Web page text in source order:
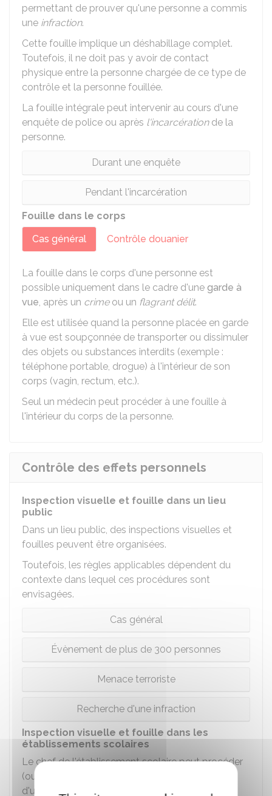
permettant de prouver qu'une personne a commis
une infraction.
Cette fouille implique un déshabillage complet.
Toutefois, il ne doit pas y avoir de contact
physique entre la personne chargée de ce type de
contrôle et la personne fouillée.
La fouille intégrale peut intervenir au cours d'une
enquête de police ou après l'incarcérationde la
personne.
Durant une enquête
Pendant l'incarcération
Fouille dans le corps
Cas général
Contrôle douanier
La fouille dans le corps d'une personne est
possible uniquement dans le cadre d'une garde à
vue, après un crimeou un flagrant délit.
Elle est utilisée quand la personne placée en garde
à vue est soupçonnée de transporter ou dissimuler
des objets ou substances interdits (exemple :
téléphone portable, drogue) à l'intérieur de son
corps (vagin, rectum, etc.).
Seul un médecin peut procéder à une fouille à
l'intérieur du corps de la personne.
Contrôle des effets personnels
Inspection visuelle et fouille dans un lieu
public
Dans un lieu public, des inspections visuelles et
fouilles peuvent être organisées.
Toutefois, les règles applicables dépendent du
contexte dans lequel ces procédures sont
envisagées.
Cas général
Évènement de plus de 300 personnes
Menace terroriste
Recherche d'une infraction
Inspection visuelle et fouille dans les
établissements scolaires
Le chef de l'établissement scolaire peut procéder
(ou faire procéder) à l'inspection visuelle du sac
d'un élève s'il a constaté une violation du